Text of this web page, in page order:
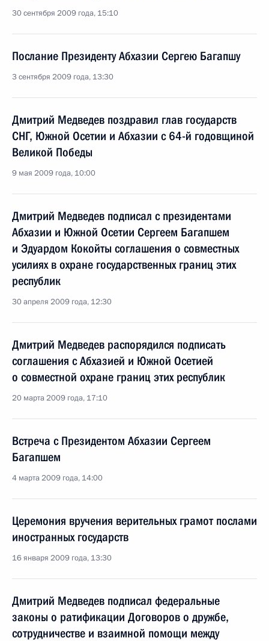
30 сентября 2009 года, 15:10
Послание Президенту Абхазии Сергею Багапшу
3 сентября 2009 года, 13:30
Дмитрий Медведев поздравил глав государств
СНГ, Южной Осетии и Абхазии с 64-й годовщиной
Великой Победы
9 мая 2009 года, 10:00
Дмитрий Медведев подписал с президентами
Абхазии и Южной Осетии Сергеем Багапшем
и Эдуардом Кокойты соглашения о совместных
усилиях в охране государственных границ этих
республик
30 апреля 2009 года, 12:30
Дмитрий Медведев распорядился подписать
соглашения с Абхазией и Южной Осетией
о совместной охране границ этих республик
20 марта 2009 года, 17:10
Встреча с Президентом Абхазии Сергеем
Багапшем
4 марта 2009 года, 14:00
Церемония вручения верительных грамот послами
иностранных государств
16 января 2009 года, 13:30
Дмитрий Медведев подписал федеральные
законы о ратификации Договоров о дружбе,
сотрудничестве и взаимной помощи между